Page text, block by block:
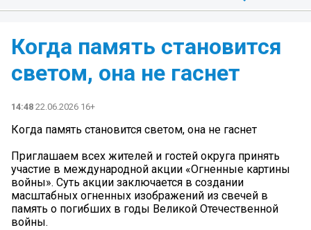
Когда память становится
светом, она не гаснет️
14:48 22.06.2026 16+
Когда память становится светом, она не гаснет️
Приглашаем всех жителей и гостей округа принять
участие в международной акции «Огненные картины
войны». Суть акции заключается в создании
масштабных огненных изображений из свечей в
память о погибших в годы Великой Отечественной
войны.️